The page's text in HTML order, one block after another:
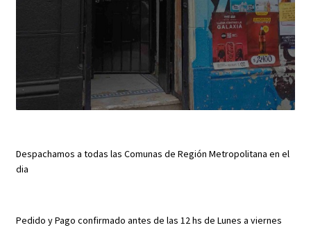
Despachamos a todas las Comunas de Región Metropolitana en el
dia
Pedido y Pago confirmado antes de las 12 hs de Lunes a viernes